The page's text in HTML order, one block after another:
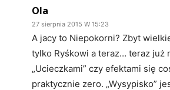
Ola
27 sierpnia 2015 W 15:23
A jacy to Niepokorni? Zbyt
tylko Ryśkowi a teraz… teraz już
„Ucieczkami” czy efektami się
praktycznie zero. „Wysypisko”